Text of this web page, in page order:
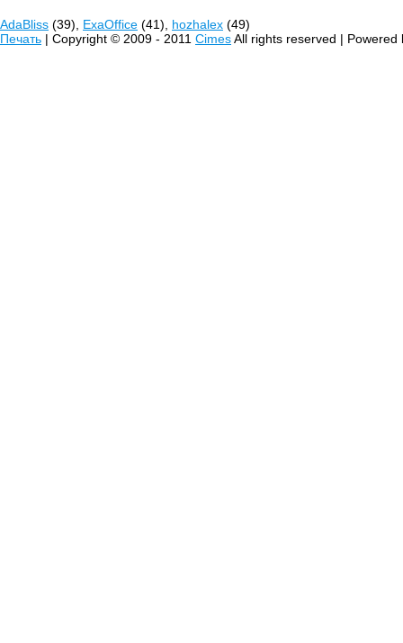
AdaBliss (39), ExaOffice (41), hozhalex (49)
Печать | Copyright © 2009 - 2011 CimesAll rights reserved |